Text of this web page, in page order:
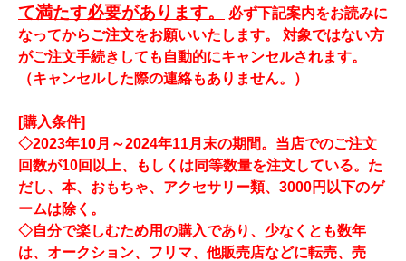
て満たす必要があります。
必ず下記案内をお読みに
なってからご注文をお願いいたします。 対象ではない方
がご注文手続きしても自動的にキャンセルされます。
（キャンセルした際の連絡もありません。）
[購入条件]
◇2023年10月～2024年11月末の期間。当店でのご注文
回数が10回以上、もしくは同等数量を注文している。た
だし、本、おもちゃ、アクセサリー類、3000円以下のゲ
ームは除く。
◇自分で楽しむため用の購入であり、少なくとも数年
は、オークション、フリマ、他販売店などに転売、売